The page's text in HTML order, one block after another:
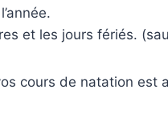
et les jours fériés.
cours de natation est